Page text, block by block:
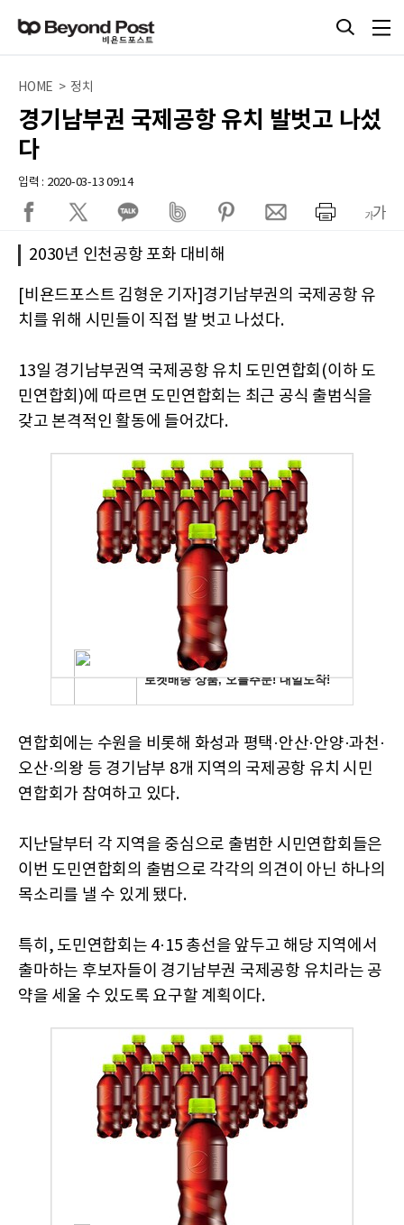
HOME > 정치
경기남부권 국제공항 유치 발벗고 나섰
다
입력 : 2020-03-13 09:14
2030년 인천공항 포화 대비해
[비욘드포스트 김형운 기자]경기남부권의 국제공항 유
치를 위해 시민들이 직접 발 벗고 나섰다.
13일 경기남부권역 국제공항 유치 도민연합회(이하 도
민연합회)에 따르면 도민연합회는 최근 공식 출범식을
갖고 본격적인 활동에 들어갔다.
연합회에는 수원을 비롯해 화성과 평택·안산·안양·과천·
오산·의왕 등 경기남부 8개 지역의 국제공항 유치 시민
연합회가 참여하고 있다.
지난달부터 각 지역을 중심으로 출범한 시민연합회들은
이번 도민연합회의 출범으로 각각의 의견이 아닌 하나의
목소리를 낼 수 있게 됐다.
특히, 도민연합회는 4·15 총선을 앞두고 해당 지역에서
출마하는 후보자들이 경기남부권 국제공항 유치라는 공
약을 세울 수 있도록 요구할 계획이다.